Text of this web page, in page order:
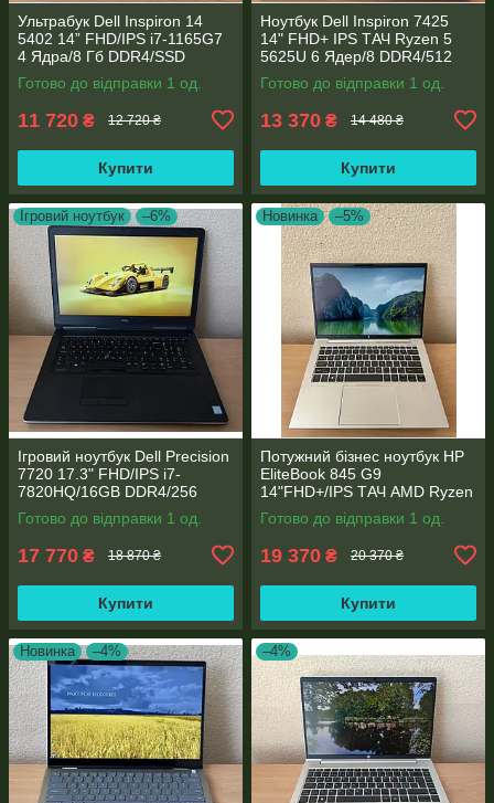
Ультрабук Dell Inspiron 14
5402 14” FHD/IPS i7-1165G7
4 Ядра/8 Гб DDR4/SSD
512Gb/ Intel Iris Xe Graphics
Готово до відправки 1 од.
11 720 ₴ 12 720 ₴
Купити
Ноутбук Dell Inspiron 7425
14" FHD+ IPS TАЧ Ryzen 5
5625U 6 Ядер/8 DDR4/512
SSD M.2/Radeon RX Vega
7/Type-C PD
Готово до відправки 1 од.
13 370 ₴ 14 480 ₴
Купити
Ігровий ноутбук –6%
Ігровий ноутбук Dell Precision
7720 17.3" FHD/IPS i7-
7820HQ/16GB DDR4/256
SSD/NVIDIA Quadro P4000
8GB
Готово до відправки 1 од.
17 770 ₴ 18 870 ₴
Купити
Новинка –5%
Потужний бізнес ноутбук HP
EliteBook 845 G9
14"FHD+/IPS ТАЧ AMD Ryzen
5 6600U 6 ядер/16 DDR5/512
SSD NVME/AMD Radeon
Готово до відправки 1 од.
19 370 ₴ 20 370 ₴
Купити
Новинка –4% –4%